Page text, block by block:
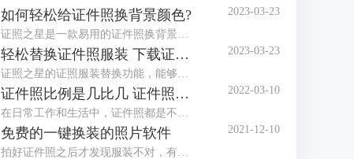
如何轻松给证件照换背景颜色?
证照之星是一款易用的证件照换背景软件，协助你方便快捷处理证件照片。 “一键裁剪”，“自动纠正倾斜”，“轻松换背景”等功能让你在几秒钟内完成证件照的处理编辑。
2023-03-23
轻松替换证件照服装 下载证件照服装模板
证照之星的证照服装替换功能，能够将普通便装照片替换成符合证件照要求的正装证件照片。
2023-03-23
证件照比例是几比几 证件照比例怎么修改
在日常工作和生活中，证件照都是不可或缺的，而证件照的比例和尺寸又都不相同，那么你知道，证件照比例是几比几，证件照比例怎么修改，今天小编就和大家分享一下。
2022-03-10
免费的一键换装的照片软件
拍好证件照之后才发现服装不对，有没有免费的一键换装的照片软件？这种棘手的任务，交给证件照工具就对了！证件照工具内置多款正装、西服模板，可以很好地满足换装的需求。
2021-12-10